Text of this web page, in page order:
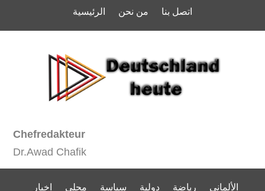
الرئيسية من نحن اتصل بنا
Chefredakteur
Dr.Awad Chafik
اخبار محلي سياسة دولية رياضة الألماني